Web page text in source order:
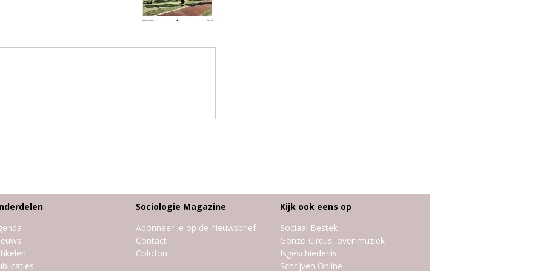
Sociologie Magazine
Abonneer je op de nieuwsbrief
Contact
Colofon
Kijk ook eens op
Sociaal Bestek
Gonzo Circus, over muziek
Isgeschiedenis
Schrijven Online